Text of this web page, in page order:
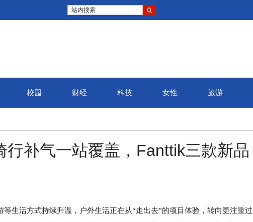
站内搜索
校园 财经 科技 女性 旅游
补气一站覆盖，Fanttik三款新品
活方式持续升温，户外生活正在从“走出去”的项目体验，转向更注重过